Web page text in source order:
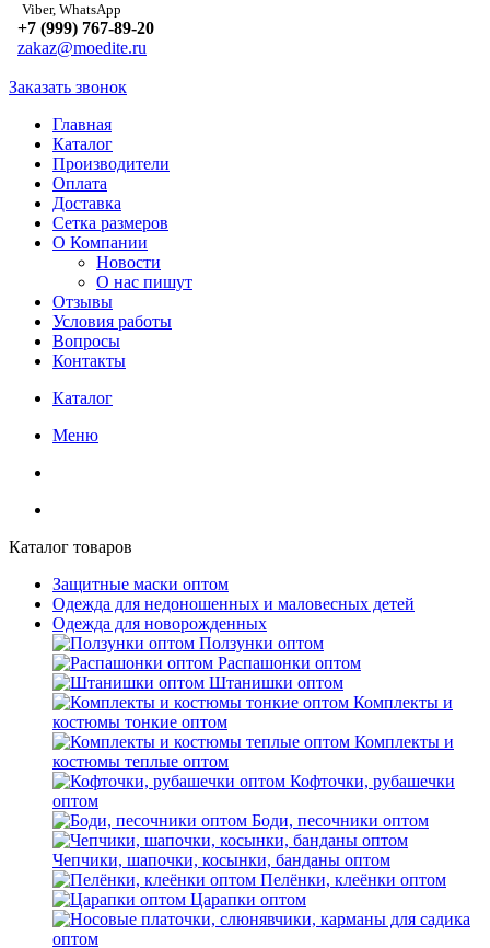
Viber, WhatsApp
+7 (999) 767-89-20
zakaz@moedite.ru
Заказать звонок
Главная
Каталог
Производители
Оплата
Доставка
Сетка размеров
О Компании
Новости
О нас пишут
Отзывы
Условия работы
Вопросы
Контакты
Каталог
Меню
Каталог товаров
Защитные маски оптом
Одежда для недоношенных и маловесных детей
Одежда для новорожденных
Ползунки оптом
Распашонки оптом
Штанишки оптом
Комплекты и
костюмы тонкие оптом
Комплекты и
костюмы теплые оптом
Кофточки, рубашечки
оптом
Боди, песочники оптом
Чепчики, шапочки, косынки, банданы оптом
Пелёнки, клеёнки оптом
Царапки оптом